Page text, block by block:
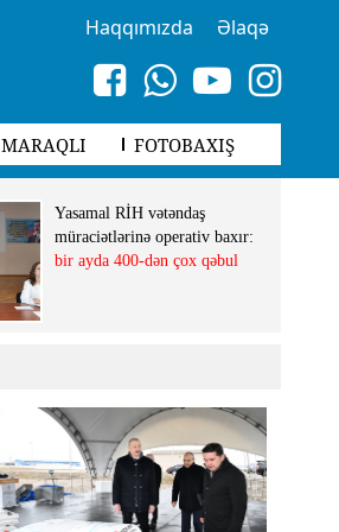
Haqqımızda Əlaqə
MARAQLI FOTOBAXIŞ
Yasamal RİH vətəndaş
müraciətlərinə operativ baxır:
bir ayda 400-dən çox qəbul